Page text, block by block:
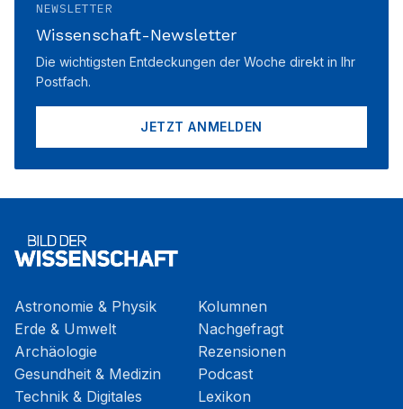
NEWSLETTER
Wissenschaft-Newsletter
Die wichtigsten Entdeckungen der Woche direkt in Ihr
Postfach.
JETZT ANMELDEN
Astronomie & Physik
Erde & Umwelt
Archäologie
Gesundheit & Medizin
Technik & Digitales
Kolumnen
Nachgefragt
Rezensionen
Podcast
Lexikon